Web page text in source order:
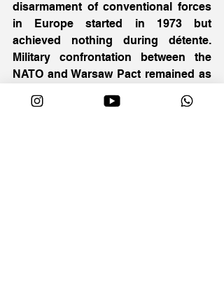
disarmament of conventional forces
in Europe started in 1973 but
achieved nothing during détente.
Military confrontation between the
NATO and Warsaw Pact remained as
War. Therefore, the military factor was